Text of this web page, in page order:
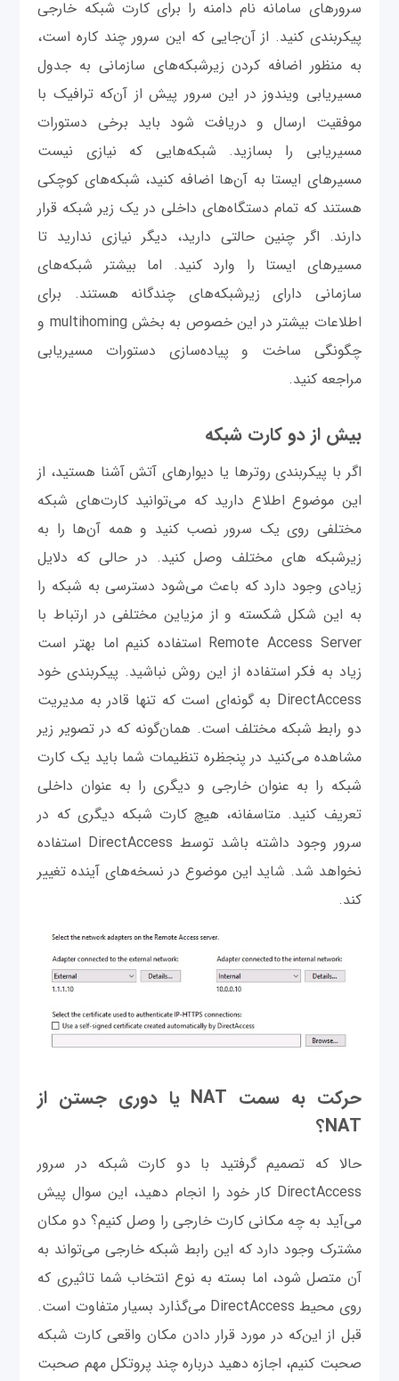
سرورهای سامانه نام دامنه را برای کارت شبکه خارجی
پیکربندی کنید. از آن‌جایی که این سرور چند کاره است،
به منظور اضافه کردن زیر‌شبکه‌های سازمانی به جدول
مسیریابی ویندوز در این سرور پیش از آن‌که ترافیک با
موفقیت ارسال و دریافت شود باید برخی دستورات
مسیریابی را بسازید. شبکه‌هایی که نیازی نیست
مسیرهای ایستا به آن‌ها اضافه کنید، شبکه‌های کوچکی
هستند که تمام دستگاه‌های داخلی در یک زیر شبکه قرار
دارند. اگر چنین حالتی دارید، دیگر نیازی ندارید تا
مسیرهای ایستا را وارد کنید. اما بیشتر شبکه‌های
سازمانی دارای زیرشبکه‌های چندگانه هستند. برای
اطلاعات بیشتر در این خصوص به بخش multihoming و
چگونگی ساخت و پیاده‌سازی دستورات مسیریابی
مراجعه کنید.
بیش از دو کارت شبکه
اگر با پیکربندی روترها یا دیوارهای آتش آشنا هستید، از
این موضوع اطلاع دارید که می‌توانید کارت‌های شبکه
مختلفی روی یک سرور نصب کنید و همه آن‌ها را به
زیر‌شبکه های مختلف وصل کنید. در حالی که دلایل
زیادی وجود دارد که باعث می‌شود دسترسی به شبکه را
به این شکل شکسته و از مزیاین مختلفی در ارتباط با
Remote Access Server استفاده کنیم اما بهتر است
زیاد به فکر استفاده از این روش نباشید. پیکربندی خود
DirectAccess به گونه‌ای است که تنها قادر به مدیریت
دو رابط شبکه مختلف است. همان‌گونه که در تصویر زیر
مشاهده می‌کنید در پنجظره تنظیمات شما باید یک کارت
شبکه را به عنوان خارجی و دیگری را به عنوان داخلی
تعریف کنید. متاسفانه، هیچ کارت شبکه دیگری که در
سرور وجود داشته باشد توسط DirectAccess استفاده
نخواهد شد. شاید این موضوع در نسخه‌های آینده تغییر
کند.
حرکت به سمت NAT یا دوری جستن از
NAT؟
حالا که تصمیم گرفتید با دو کارت شبکه در سرور
DirectAccess کار خود را انجام دهید، این سوال پیش
می‌آید به چه مکانی کارت خارجی را وصل کنیم؟ دو مکان
مشترک وجود دارد که این رابط شبکه خارجی می‌تواند به
آن متصل شود، اما بسته به نوع انتخاب شما تاثیری که
روی محیط DirectAccess می‌گذارد بسیار متفاوت است.
قبل از این‌که در مورد قرار دادن مکان واقعی کارت شبکه
صحبت کنیم، اجازه دهید درباره چند پروتکل مهم صحبت